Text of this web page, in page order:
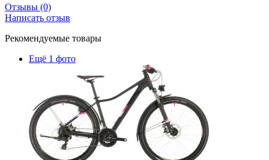
Отзывы (0)
Написать отзыв
Рекомендуемые товары
Ещё 1 фото